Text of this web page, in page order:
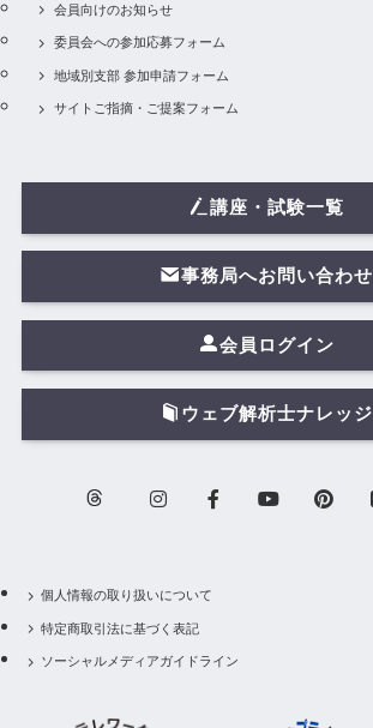
会員向けのお知らせ
委員会への参加応募フォーム
地域別支部 参加申請フォーム
サイトご指摘・ご提案フォーム
講座・試験一覧
事務局へお問い合わせ
会員ログイン
ウェブ解析士ナレッジ
個人情報の取り扱いについて
特定商取引法に基づく表記
ソーシャルメディアガイドライン